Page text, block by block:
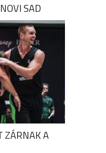
SAD
ZÁRNAK A